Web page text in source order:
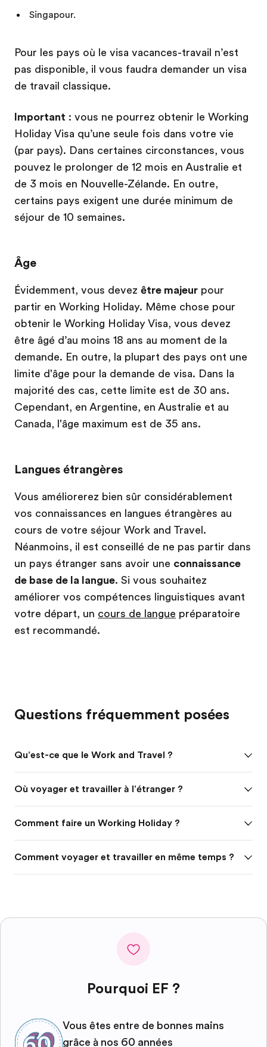
Singapour.
Pour les pays où le visa vacances-travail n’est
pas disponible, il vous faudra demander un visa
de travail classique.
Important : vous ne pourrez obtenir le Working
Holiday Visa qu’une seule fois dans votre vie
(par pays). Dans certaines circonstances, vous
pouvez le prolonger de 12 mois en Australie et
de 3 mois en Nouvelle-Zélande. En outre,
certains pays exigent une durée minimum de
séjour de 10 semaines.
Âge
Évidemment, vous devez être majeur pour
partir en Working Holiday. Même chose pour
obtenir le Working Holiday Visa, vous devez
être âgé d’au moins 18 ans au moment de la
demande. En outre, la plupart des pays ont une
limite d'âge pour la demande de visa. Dans la
majorité des cas, cette limite est de 30 ans.
Cependant, en Argentine, en Australie et au
Canada, l'âge maximum est de 35 ans.
Langues étrangères
Vous améliorerez bien sûr considérablement
vos connaissances en langues étrangères au
cours de votre séjour Work and Travel.
Néanmoins, il est conseillé de ne pas partir dans
un pays étranger sans avoir une connaissance
de base de la langue. Si vous souhaitez
améliorer vos compétences linguistiques avant
votre départ, un cours de langue préparatoire
est recommandé.
Questions fréquemment posées
Qu'est-ce que le Work and Travel ?
Où voyager et travailler à l'étranger ?
Comment faire un Working Holiday ?
Comment voyager et travailler en même temps ?
Pourquoi EF ?
Vous êtes entre de bonnes mains
grâce à nos 60 années